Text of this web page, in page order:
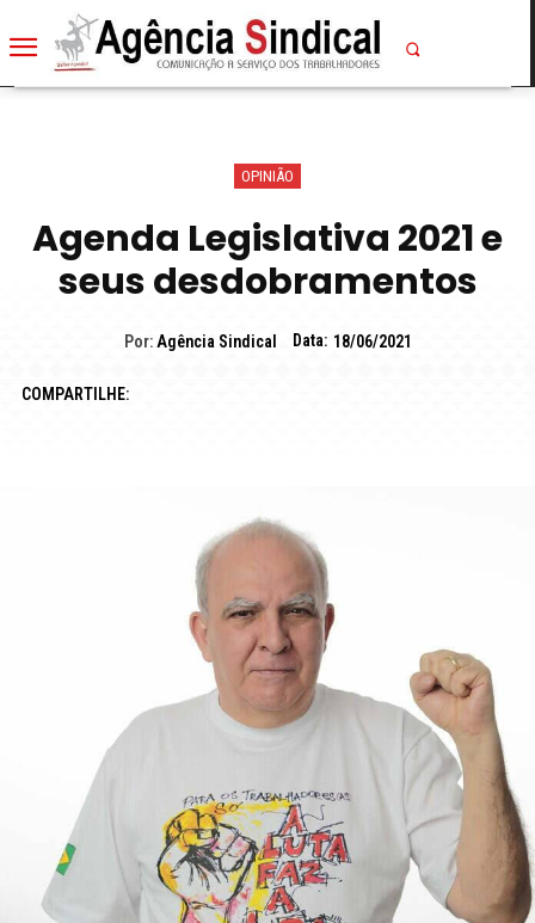
OPINIÃO
Agenda Legislativa 2021 e
seus desdobramentos
Por: Agência Sindical Data: 18/06/2021
COMPARTILHE: